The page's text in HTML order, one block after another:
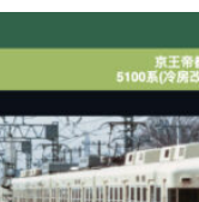
の
価
¥32,450
で
し
在
の
は
¥24,338
で